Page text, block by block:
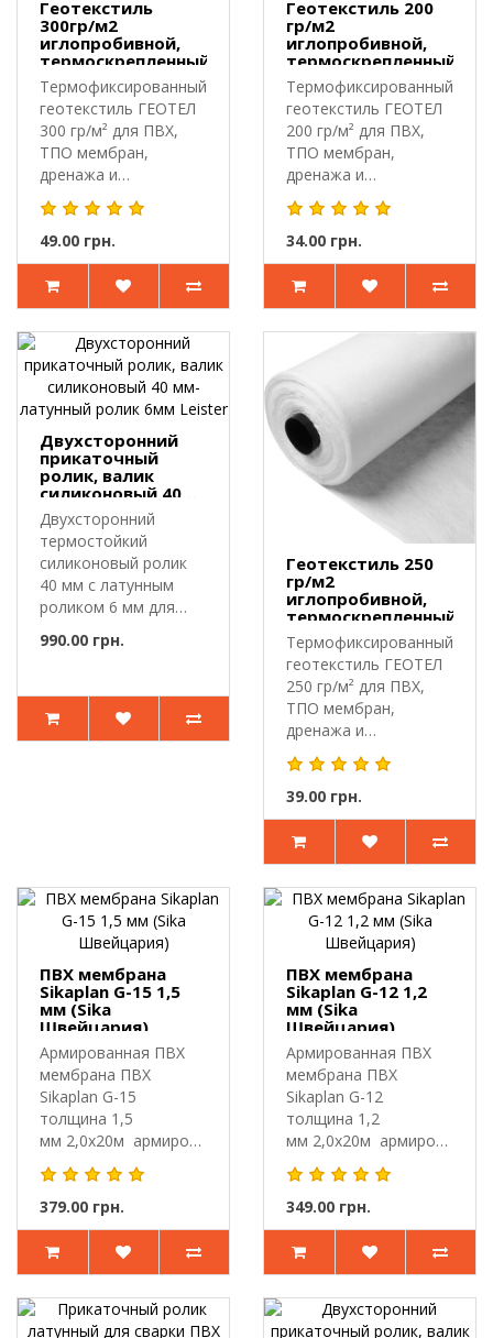
Геотекстиль
300гр/м2
иглопробивной,
термоскрепленный
Термофиксированный
геотекстиль ГЕОТЕЛ
300 гр/м² для ПВХ,
ТПО мембран,
дренажа и
дорогОписаниеГеотекс..
49.00 грн.
Геотекстиль 200
гр/м2
иглопробивной,
термоскрепленный
Термофиксированный
геотекстиль ГЕОТЕЛ
200 гр/м² для ПВХ,
ТПО мембран,
дренажа и
дорогГеотекстиль
ГЕО..
34.00 грн.
Двухсторонний
прикаточный
ролик, валик
силиконовый 40
мм- латунный
ролик 6мм Leister
Двухсторонний
термостойкий
силиконовый ролик
40 мм с латунным
роликом 6 мм для
шва.Д..
990.00 грн.
Геотекстиль 250
гр/м2
иглопробивной,
термоскрепленный
Термофиксированный
геотекстиль ГЕОТЕЛ
250 гр/м² для ПВХ,
ТПО мембран,
дренажа и
дорогГеотекстиль
ГЕО..
39.00 грн.
ПВХ мембрана
Sikaplan G-15 1,5
мм (Sika
Швейцария)
Армированная ПВХ
мембрана ПВХ
Sikaplan G-15
толщина 1,5
мм 2,0х20м армированная
поли..
379.00 грн.
ПВХ мембрана
Sikaplan G-12 1,2
мм (Sika
Швейцария)
Армированная ПВХ
мембрана ПВХ
Sikaplan G-12
толщина 1,2
мм 2,0х20м армированная
поли..
349.00 грн.